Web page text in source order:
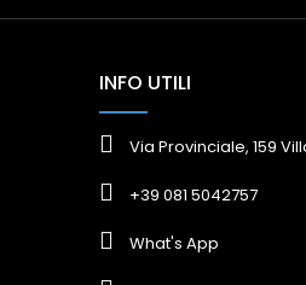
INFO UTILI
Via Provinciale, 159
+39 081 5042757
What's App